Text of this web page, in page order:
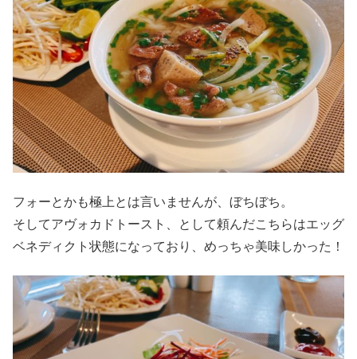
フォーとかも極上とは言いませんが、ぼちぼち。
そしてアヴォカドトースト、として頼んだこちらはエッグ
ベネディクト状態になっており、めっちゃ美味しかった！